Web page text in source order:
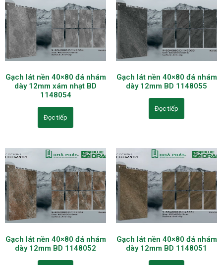
Gạch lát nền 40×80 đá nhám
dày 12mm xám nhạt BD
1148054
Đọc tiếp
Gạch lát nền 40×80 đá nhám
dày 12mm BD 1148055
Đọc tiếp
Gạch lát nền 40×80 đá nhám
dày 12mm BD 1148052
Gạch lát nền 40×80 đá nhám
dày 12mm BD 1148051